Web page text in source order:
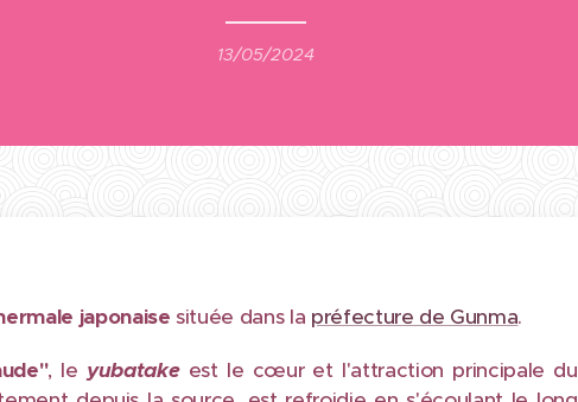
13/05/2024
japonaisesituée dans la préfecture de Gunma.
, le yubatakeest le cœur et l'attraction principale du